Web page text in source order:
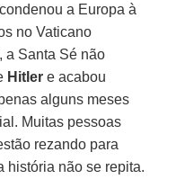
a Europa à
no Vaticano
a Santa Sé não
Hitler e acabou
alguns meses
Muitas pessoas
rezando para
história não se repita.